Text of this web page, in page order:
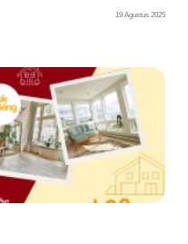
19 Agustus 2025